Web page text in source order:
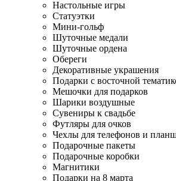
Настольные игры
Статуэтки
Мини-гольф
Шуточные медали
Шуточные ордена
Обереги
Декоративные украшения
Подарки с восточной
Мешочки для подарков
Шарики воздушные
Сувениры к свадьбе
Футляры для очков
Чехлы для телефонов и
Подарочные пакеты
Подарочные коробки
Магнитики
Подарки на 8 марта